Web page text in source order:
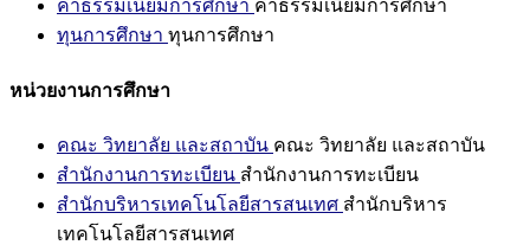
ค่าธรรมเนียมการศึกษา ค่าธรรมเนียมการศึกษา
ทุนการศึกษา ทุนการศึกษา
หน่วยงานการศึกษา
คณะ วิทยาลัย และสถาบัน คณะ วิทยาลัย และสถาบัน
สำนักงานการทะเบียน สำนักงานการทะเบียน
สำนักบริหารเทคโนโลยีสารสนเทศ สำนักบริหาร
เทคโนโลยีสารสนเทศ